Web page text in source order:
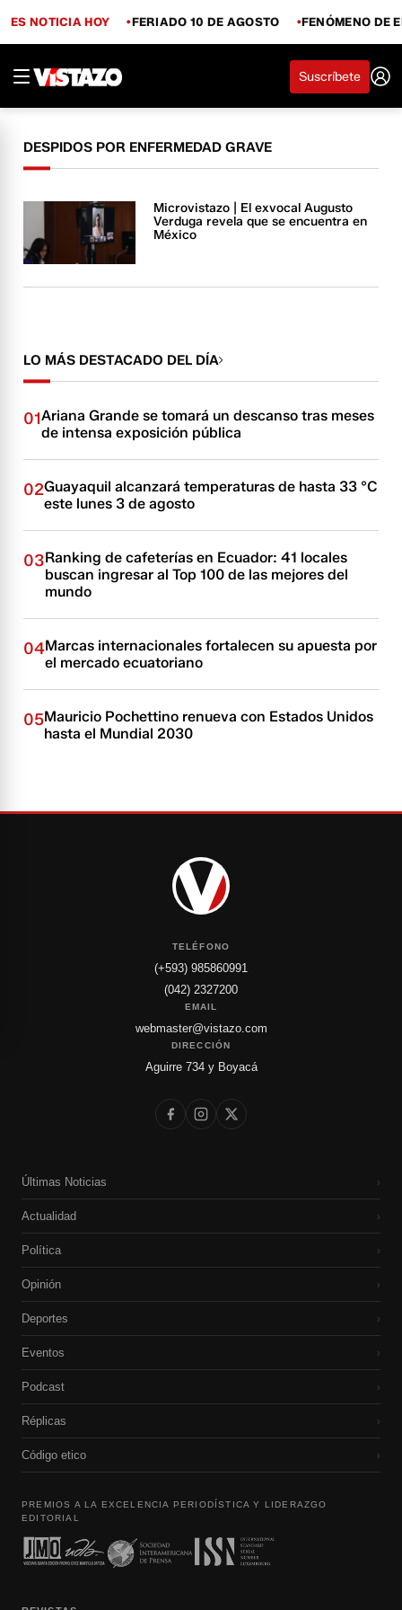
ES NOTICIA HOY FERIADO 10 DE AGOSTO FENÓMENO DE
Suscríbete
DESPIDOS POR ENFERMEDAD GRAVE
Microvistazo | El exvocal Augusto
Verduga revela que se encuentra en
México
LO MÁS DESTACADO DEL DÍA
01Ariana Grande se tomará un descanso tras meses
de intensa exposición pública
02Guayaquil alcanzará temperaturas de hasta 33 °C
este lunes 3 de agosto
03Ranking de cafeterías en Ecuador: 41 locales
buscan ingresar al Top 100 de las mejores del
mundo
04Marcas internacionales fortalecen su apuesta por
el mercado ecuatoriano
05Mauricio Pochettino renueva con Estados Unidos
hasta el Mundial 2030
TELÉFONO
(+593) 985860991
(042) 2327200
EMAIL
webmaster@vistazo.com
DIRECCIÓN
Aguirre 734 y Boyacá
Últimas Noticias ›
Actualidad ›
Política ›
Opinión ›
Deportes ›
Eventos ›
Podcast ›
Réplicas ›
Código etico ›
PREMIOS A LA EXCELENCIA PERIODÍSTICA Y LIDERAZGO
EDITORIAL